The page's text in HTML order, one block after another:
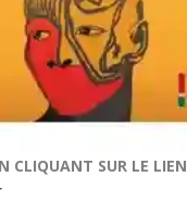
CLIQUANT SUR LE LIEN